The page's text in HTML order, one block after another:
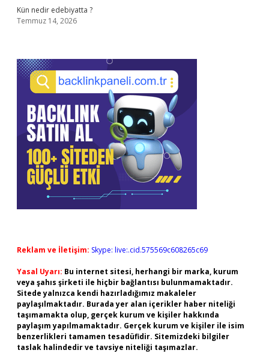
Kün nedir edebiyatta ?
Temmuz 14, 2026
Reklam ve İletişim: Skype: live:.cid.575569c608265c69
Yasal Uyarı: Bu internet sitesi, herhangi bir marka, kurum
veya şahıs şirketi ile hiçbir bağlantısı bulunmamaktadır.
Sitede yalnızca kendi hazırladığımız makaleler
paylaşılmaktadır. Burada yer alan içerikler haber niteliği
taşımamakta olup, gerçek kurum ve kişiler hakkında
paylaşım yapılmamaktadır. Gerçek kurum ve kişiler ile isim
benzerlikleri tamamen tesadüfidir. Sitemizdeki bilgiler
taslak halindedir ve tavsiye niteliği taşımazlar.